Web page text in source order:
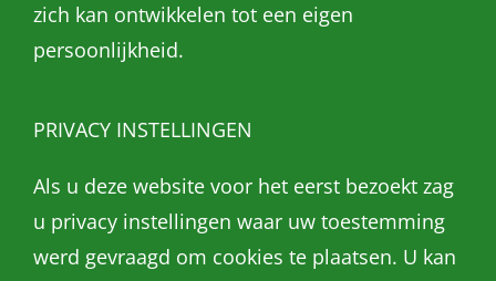
zich kan ontwikkelen tot een eigen
persoonlijkheid.
PRIVACY INSTELLINGEN
Als u deze website voor het eerst bezoekt zag
u privacy instellingen waar uw toestemming
werd gevraagd om cookies te plaatsen. U kan